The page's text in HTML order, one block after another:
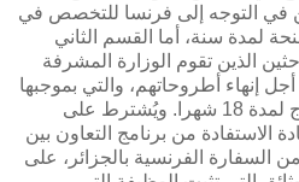
في التوجه إلى فرنسا للتخصص في
لمدة سنة، أما القسم
الثاني
الذين تقوم الوزارة المشرفة
أجل إنهاء أطروحاتهم، والتي بموجبها
لمدة شهرا . ويُشترط على
الاستفادة من برنامج التعاون بين
من السفارة الفرنسية بالجزائر، على